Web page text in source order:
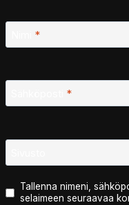
*
*
Tallenna nimeni,
selaimeen seuraavaa